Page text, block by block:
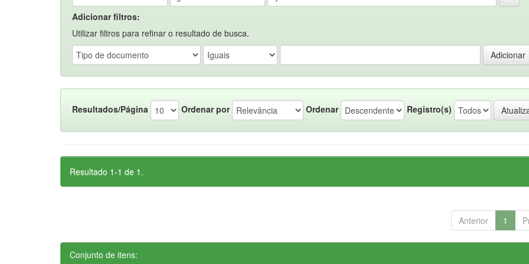
Adicionar filtros:
Utilizar filtros para refinar o resultado de busca.
Resultados/Página Ordenar por Ordenar Registro(s)
Resultado 1-1 de 1.
Anterior 1
Conjunto de itens: